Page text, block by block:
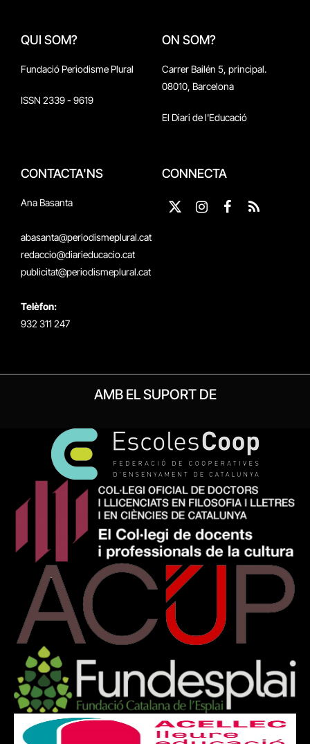
QUI SOM?
Fundació Periodisme Plural
ISSN 2339 - 9619
ON SOM?
Carrer Bailén 5, principal.
08010, Barcelona
El Diari de l'Educació
CONTACTA'NS
Ana Basanta
abasanta@periodismeplural.cat
redaccio@diarieducacio.cat
publicitat@periodismeplural.cat
Telèfon:
932 311 247
CONNECTA
X
Instagram
Facebook
RSS
AMB EL SUPORT DE